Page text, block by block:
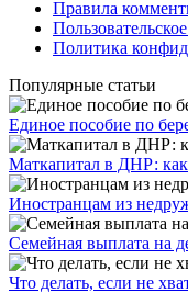
Правила
Политика
Популярные статьи
Единое пособие по
​Маткапитал в ДНР: как
Иностранцам из
Семейная выплата на
Что делать, если не